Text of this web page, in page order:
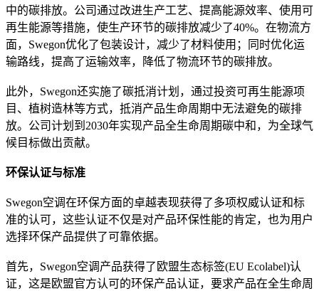
中的碳排放。公司通过改进生产工艺、提高能源效率、使用可
再生能源等措施，使生产环节的碳排放减少了40%。在物流方
面，Swegon优化了包装设计，减少了材料使用；同时优化运
输路线，提高了运输效率，降低了物流环节的碳排放。
此外，Swegon还实施了碳抵消计划，通过投资可再生能源项
目、植树造林等方式，抵消产品生命周期中无法避免的碳排
放。公司计划到2030年实现产品全生命周期碳中和，为全球气
候目标做出贡献。
环保认证与标准
Swegon空调在环保方面的卓越表现获得了多项权威认证和标
准的认可，这些认证不仅是对产品环保性能的肯定，也为用户
选择环保产品提供了可靠依据。
首先，Swegon空调产品获得了欧盟生态标签(EU Ecolabel)认
证，这是欧盟官方认可的环保产品认证，要求产品在全生命周